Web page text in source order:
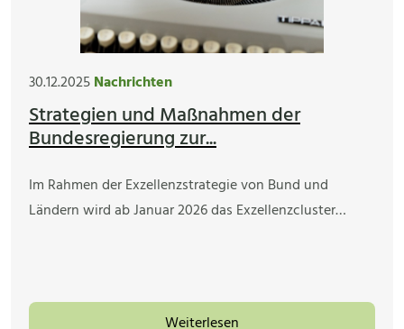
30.12.2025Nachrichten
Strategien und Maßnahmen der
Bundesregierung zur...
Im Rahmen der Exzellenzstrategie von Bund und
Ländern wird ab Januar 2026 das Exzellenzcluster…
Weiterlesen